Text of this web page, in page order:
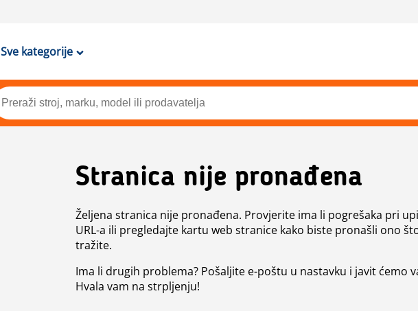
Sve kategorije
Stranica nije pronađena
Željena stranica nije pronađena. Provjerite ima li pogrešaka pri
URL-a ili pregledajte kartu web stranice kako biste pronašli ono
tražite.
Ima li drugih problema? Pošaljite e-poštu u nastavku i javit ćemo
Hvala vam na strpljenju!